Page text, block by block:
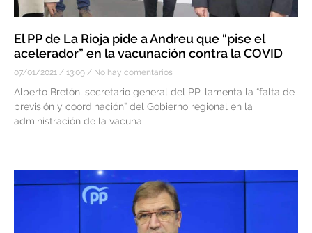
El PP de La Rioja pide a Andreu que “pise el
acelerador” en la vacunación contra la COVID
07/01/2021 13:09 No hay comentarios
Alberto Bretón, secretario general del PP, lamenta la “falta de
previsión y coordinación” del Gobierno regional en la
administración de la vacuna